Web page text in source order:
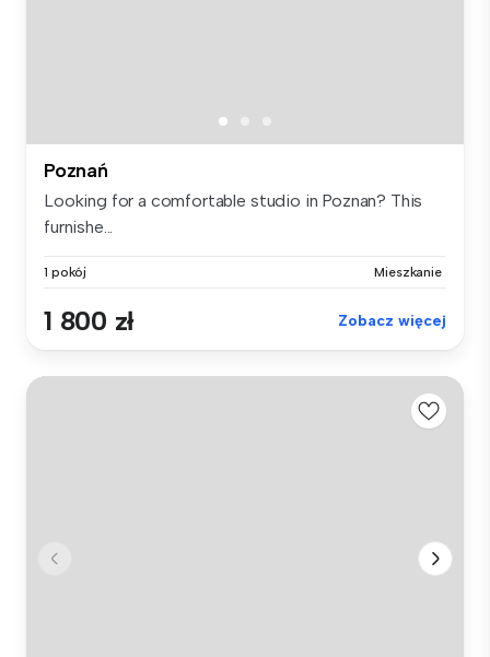
Poznań
Looking for a comfortable studio in Poznan? This
furnishe...
1 pokój Mieszkanie
1 800 zł Zobacz więcej